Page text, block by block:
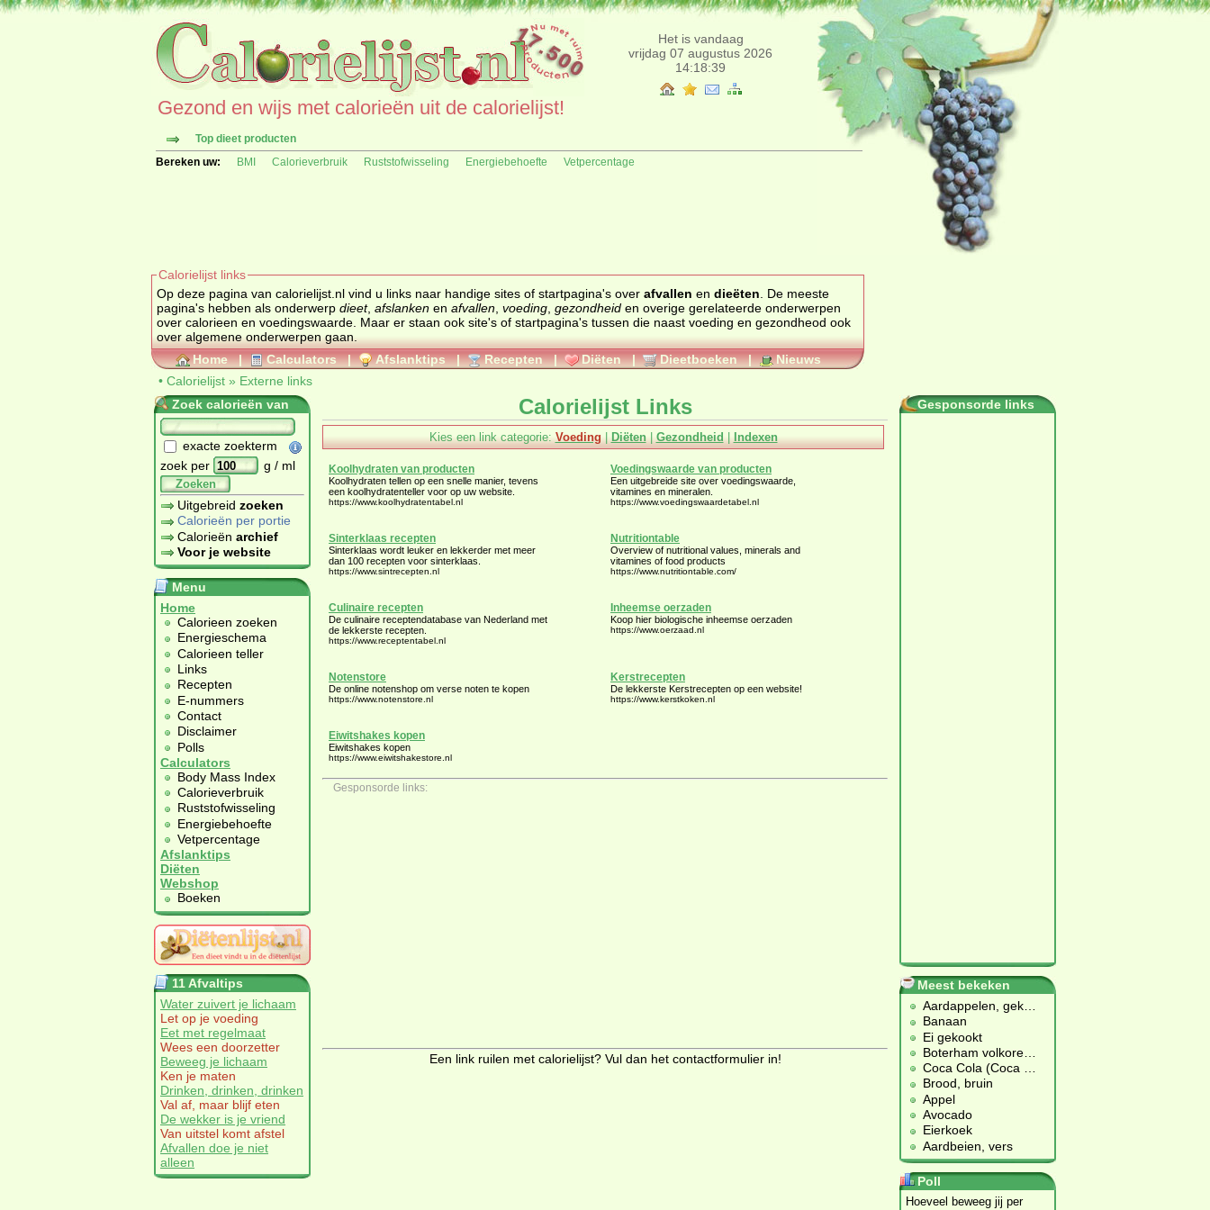
Het is vandaag
vrijdag 07 augustus 2026
14:18:39
Gezond en wijs met calorieën uit de calorielijst!
Top dieet producten
Bereken uw:
BMI Calorieverbruik Ruststofwisseling Energiebehoefte Vetpercentage
Calorielijst links
Op deze pagina van calorielijst.nl vind u links naar handige sites of startpagina's over afvallen en dieëten
pagina's hebben als onderwerp dieet, afslanken en afvallen voeding gezondheid en overige gerelateerde onderwerpen
over calorieen en voedingswaarde. Maar er staan ook site's of startpagina's tussen die naast voeding en gezondheod ook
over algemene onderwerpen gaan.
Home | Calculators | Afslanktips | Recepten | Diëten | Dieetboeken |
Nieuws
• Calorielijst » Externe links
Zoek calorieën van
exacte zoekterm
zoek per
g / ml
Zoeken
Uitgebreid zoeken
Calorieën per portie
Calorieën archief
Voor je website
Menu
Home
Calorieen zoeken
Energieschema
Calorieen teller
Links
Recepten
E-nummers
Contact
Disclaimer
Polls
Calculators
Body Mass Index
Calorieverbruik
Ruststofwisseling
Energiebehoefte
Vetpercentage
Afslanktips
Diëten
Webshop
Boeken
11 Afvaltips
Water zuivert je lichaam
Let op je voeding
Eet met regelmaat
Wees een doorzetter
Beweeg je lichaam
Ken je maten
Drinken, drinken, drinken
Val af, maar blijf eten
De wekker is je vriend
Van uitstel komt afstel
Afvallen doe je niet
alleen
Calorielijst Links
Kies een link categorie: Voeding| Diëten| Gezondheid| Indexen
Koolhydraten van producten
Koolhydraten tellen op een snelle manier, tevens
een koolhydratenteller voor op uw website.
https://www.koolhydratentabel.nl
Voedingswaarde van producten
Een uitgebreide site over voedingswaarde,
vitamines en mineralen.
https://www.voedingswaardetabel.nl
Sinterklaas recepten
Sinterklaas wordt leuker en lekkerder met meer
dan 100 recepten voor sinterklaas.
https://www.sintrecepten.nl
Nutritiontable
Overview of nutritional values, minerals and
vitamines of food products
https://www.nutritiontable.com/
Culinaire recepten
De culinaire receptendatabase van Nederland met
de lekkerste recepten.
https://www.receptentabel.nl
Inheemse oerzaden
Koop hier biologische inheemse oerzaden
https://www.oerzaad.nl
Notenstore
De online notenshop om verse noten te kopen
https://www.notenstore.nl
Kerstrecepten
De lekkerste Kerstrecepten op een website!
https://www.kerstkoken.nl
Eiwitshakes kopen
Eiwitshakes kopen
https://www.eiwitshakestore.nl
Gesponsorde links:
Een link ruilen met calorielijst? Vul dan het contactformulier in!
Gesponsorde links
Meest bekeken
Aardappelen, gek
Banaan
Ei gekookt
Boterham volkore
Coca Cola (Coca
Brood, bruin
Appel
Avocado
Eierkoek
Aardbeien, vers
Poll
Hoeveel beweeg jij per